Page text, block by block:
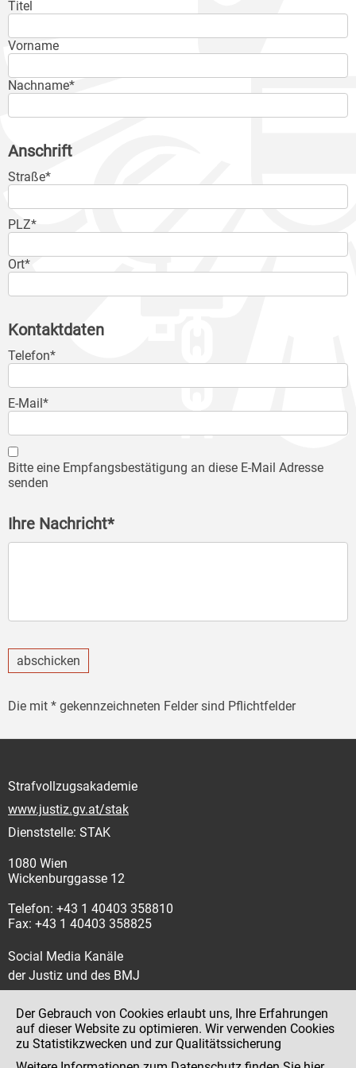
Titel
Vorname
Nachname*
Anschrift
Straße*
PLZ*
Ort*
Kontaktdaten
Telefon*
E-Mail*
Bitte eine Empfangsbestätigung an diese E-Mail Adresse
senden
Ihre Nachricht*
abschicken
Die mit * gekennzeichneten Felder sind Pflichtfelder
Strafvollzugsakademie
www.justiz.gv.at/stak
Dienststelle: STAK
1080 Wien
Wickenburggasse 12
Telefon: +43 1 40403 358810
Fax: +43 1 40403 358825
Social Media Kanäle
der Justiz und des BMJ
Impressum
Der Gebrauch von Cookies erlaubt uns, Ihre Erfahrungen
auf dieser Website zu optimieren. Wir verwenden Cookies
zu Statistikzwecken und zur Qualitätssicherung